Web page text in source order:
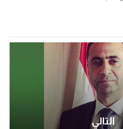
التالي